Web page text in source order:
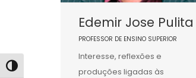
Alternar alto contraste
Edemir Jose Pulita
PROFESSOR DE ENSINO SUPERIOR
Interesse, reflexões e
produções ligadas às